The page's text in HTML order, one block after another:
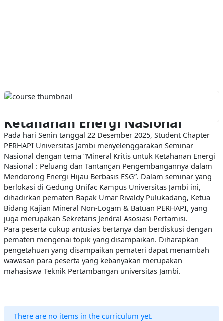
Ketahanan Energi Nasional
Pada hari Senin tanggal 22 Desember 2025, Student Chapter
PERHAPI Universitas Jambi menyelenggarakan Seminar
Nasional dengan tema “Mineral Kritis untuk Ketahanan Energi
Nasional : Peluang dan Tantangan Pengembangannya dalam
Mendorong Energi Hijau Berbasis ESG”. Dalam seminar yang
berlokasi di Gedung Unifac Kampus Universitas Jambi ini,
dihadirkan pemateri Bapak Umar Rivaldy Pulukadang, Ketua
Bidang Kajian Mineral Non-Logam & Batuan PERHAPI, yang
juga merupakan Sekretaris Jendral Asosiasi Pertamisi.
Para peserta cukup antusias bertanya dan berdiskusi dengan
pemateri mengenai topik yang disampaikan. Diharapkan
pengetahuan yang disampaikan pemateri dapat menambah
wawasan para peserta yang kebanyakan merupakan
mahasiswa Teknik Pertambangan universitas Jambi.
There are no items in the curriculum yet.